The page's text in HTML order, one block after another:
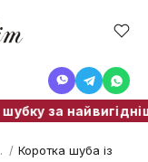
за
/ Коротка шуба із